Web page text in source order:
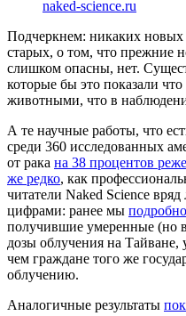
naked-science.ru
Подчеркнем: никаких
старых, о том, что прежние
слишком опасны, нет.
которые бы это показали
животными, что в
А те научные работы, что
среди 360 исследованных
от рака на 38 процентов реже
же редко, как
читатели Naked Science
цифрами: ранее мы
получившие умеренные (но
дозы облучения на Тайване,
чем граждане того же
облучению.
Аналогичные результаты